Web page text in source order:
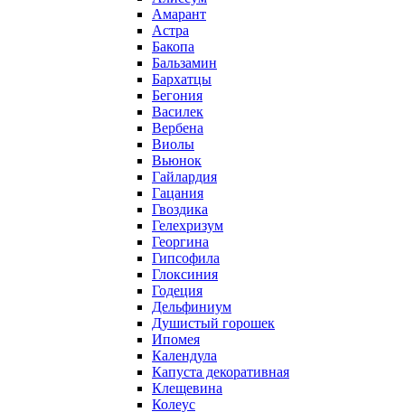
Амарант
Астра
Бакопа
Бальзамин
Бархатцы
Бегония
Василек
Вербена
Виолы
Вьюнок
Гайлардия
Гацания
Гвоздика
Гелехризум
Георгина
Гипсофила
Глоксиния
Годеция
Дельфиниум
Душистый горошек
Ипомея
Календула
Капуста декоративная
Клещевина
Колеус